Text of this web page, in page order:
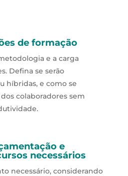
de formação
e a carga
Defina se serão
híbridas, e como se
colaboradores sem
e
necessários
necessário, considerando